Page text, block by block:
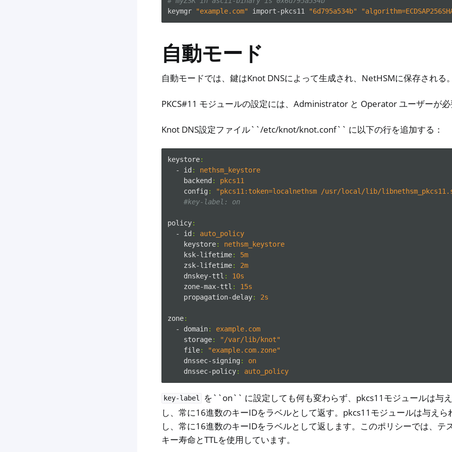
keymgr
"example.com" import-pkcs11 "6d795a534b"
自動モード
自動モードでは、鍵はKnot DNSによって生成され、NetHSMに保存される。
PKCS#11 モジュールの設定には、Administrator と Operator ユーザーが必
Knot DNS設定ファイル``/etc/knot/knot.conf`` に以下の行を追加する：
keystore:
- id :
nethsm_keystore
backend :
pkcs11
config :
"pkcs11:token=localnethsm /usr/local/lib/
#key-label: on
policy:
- id :
auto_policy
keystore:
nethsm_keystore
ksk-lifetime:
5m
zsk-lifetime:
2m
dnskey-ttl :
10s
zone-max-ttl :
15s
propagation-delay: 2s
zone:
- domain:
example.com
storage:
"/var/lib/knot"
file:
"example.com.zone"
dnssec-signing :
on
dnssec-policy: auto_policy
key-label
を``on`` に設定しても何も変わらず、pkcs11モジュールは与
し、常に16進数のキーIDをラベルとして返す。pkcs11モジュールは与えら
し、常に16進数のキーIDをラベルとして返します。このポリシーでは、テ
キー寿命とTTLを使用しています。